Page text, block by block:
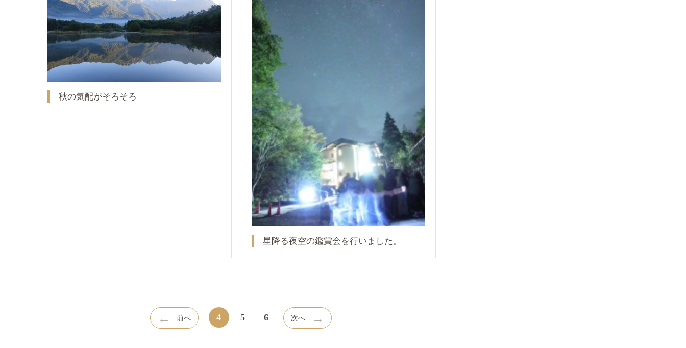
秋の気配がそろそろ
星降る夜空の鑑賞会を行いました。
← 前へ 4 5 6 次へ →